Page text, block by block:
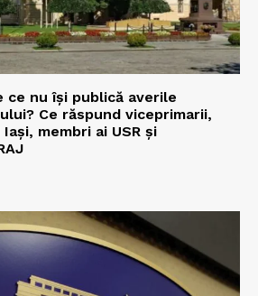
ce nu își publică averile
Ce răspund viceprimarii,
membri ai USR și